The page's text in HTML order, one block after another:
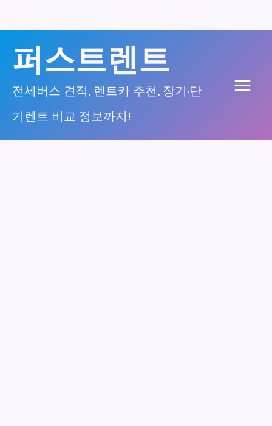
너
퍼스트렌트
전세버스 견적, 렌트카 추천, 장기·단
기렌트 비교 정보까지!